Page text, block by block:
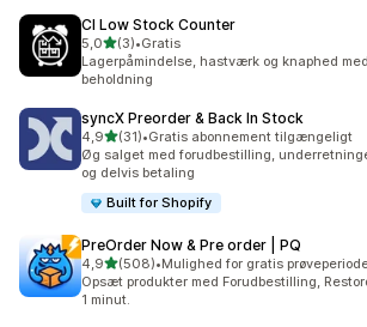
CI Low Stock Counter
5,0ud af 5 stjerner
(3)
3 anmeldelser i alt
•Gratis
Lagerpåmindelse, hastværk og knaphed
beholdning
syncX Preorder & Back In Stock
4,9ud af 5 stjerner
(31)
31 anmeldelser i alt
•Gratis abonnement tilgængeligt
Øg salget med forudbestilling,
og delvis betaling
Built for Shopify
PreOrder Now & Pre order | PQ
4,9ud af 5 stjerner
(508)
508 anmeldelser i alt
•Mulighed for gratis
Opsæt produkter med Forudbestilling,
1 minut.